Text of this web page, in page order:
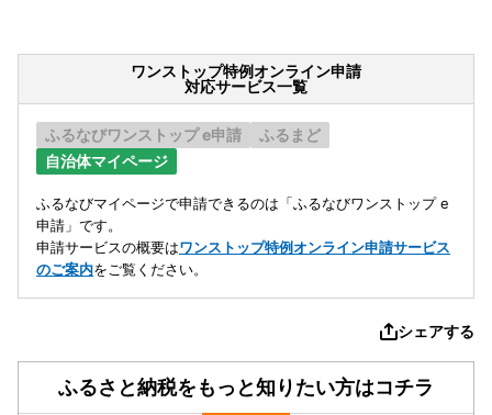
ワンストップ特例オンライン申請
対応サービス一覧
ふるなびワンストップ e申請
ふるまど
自治体マイページ
ふるなびマイページで申請できるのは「ふるなびワンストップ e
申請」です。
申請サービスの概要はワンストップ特例オンライン申請サービス
のご案内をご覧ください。
シェアする
ふるさと納税をもっと知りたい方はコチラ